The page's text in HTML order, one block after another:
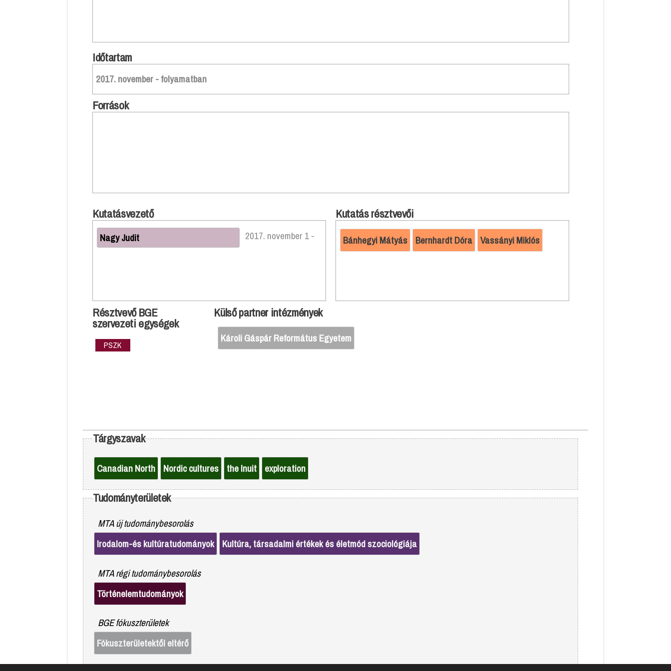
Időtartam
2017. november - folyamatban
Források
Kutatásvezető
Nagy Judit 2017. november 1 -
Kutatás résztvevői
Bánhegyi Mátyás Bernhardt Dóra Vassányi Miklós
Résztvevő BGE
szervezeti egységek
PSZK
Külső partner intézmények
Károli Gáspár Református Egyetem
Tárgyszavak
Canadian North Nordic cultures the Inuit exploration
Tudományterületek
MTA új tudománybesorolás
Irodalom-és kultúratudományok
Kultúra, társadalmi értékek és életmód szociológiája
MTA régi tudománybesorolás
Történelemtudományok
BGE fókuszterületek
Fókuszterületektől eltérő